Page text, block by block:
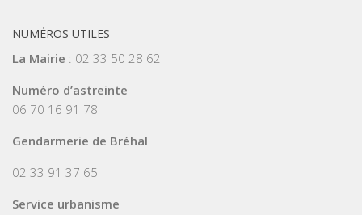
NUMÉROS UTILES
La Mairie : 02 33 50 28 62
Numéro d’astreinte
06 70 16 91 78
Gendarmerie de Bréhal
02 33 91 37 65
Service urbanisme